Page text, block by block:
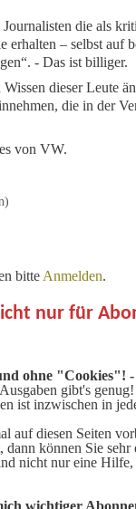
die als
erhalten – selbst auf
- Das ist billiger.
dieser Leute
die in der
von VW.
bitte Anmelden.
nur für
ohne "Cookies"! -
gibt's
ist inzwischen in
auf diesen Seiten
können Sie
nicht nur eine